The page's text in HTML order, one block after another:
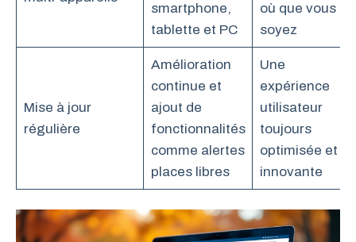
smartphone,
tablette et PC
où que vous
soyez
Mise à jour
régulière
Amélioration
continue et
ajout de
fonctionnalités
comme alertes
places libres
Une
expérience
utilisateur
toujours
optimisée et
innovante